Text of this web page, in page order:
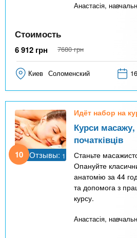
Анастасія,
Стоимость
6 912 грн 7680 грн
Киев Соломенский
10 Отзывы: 1
Идёт набор на
Курси
початківців
Станьте
Опануйте
анатомію за 44
та допомога з
курсу.
Анастасія,